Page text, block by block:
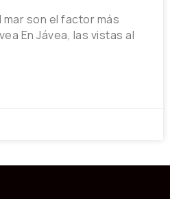
mar son el factor más
En Jávea, las vistas al